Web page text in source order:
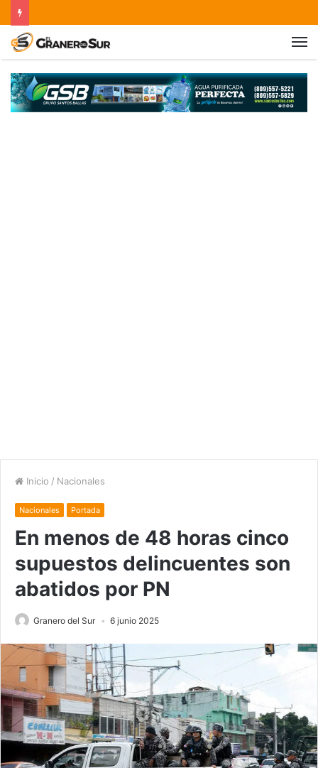
Inicio / Nacionales
Nacionales Portada
En menos de 48 horas cinco
supuestos delincuentes son
abatidos por PN
Granero del Sur 6 junio 2025